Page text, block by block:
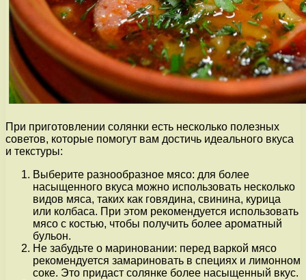
При приготовлении солянки есть несколько полезных
советов, которые помогут вам достичь идеального вкуса
и текстуры:
Выберите разнообразное мясо: для более
насыщенного вкуса можно использовать несколько
видов мяса, таких как говядина, свинина, курица
или колбаса. При этом рекомендуется использовать
мясо с костью, чтобы получить более ароматный
бульон.
Не забудьте о мариновании: перед варкой мясо
рекомендуется замариновать в специях и лимонном
соке. Это придаст солянке более насыщенный вкус.